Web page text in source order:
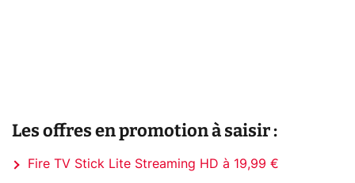
Les offres en promotion à saisir :
Fire TV Stick Lite Streaming HD à 19,99 €